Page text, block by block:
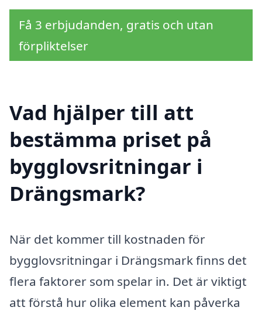
Få 3 erbjudanden, gratis och utan
förpliktelser
Vad hjälper till att
bestämma priset på
bygglovsritningar i
Drängsmark?
När det kommer till kostnaden för
bygglovsritningar i Drängsmark finns det
flera faktorer som spelar in. Det är viktigt
att förstå hur olika element kan påverka